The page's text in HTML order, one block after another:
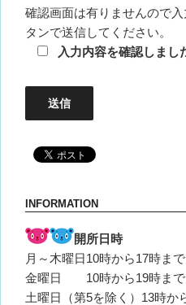
確認画面は有りませんので
タンで送信してください。
入力内容を確認しまし
INFORMATION
開所日時
月～木曜日10時から17時まで
金曜日 10時
土曜日（第5を除く）13時か